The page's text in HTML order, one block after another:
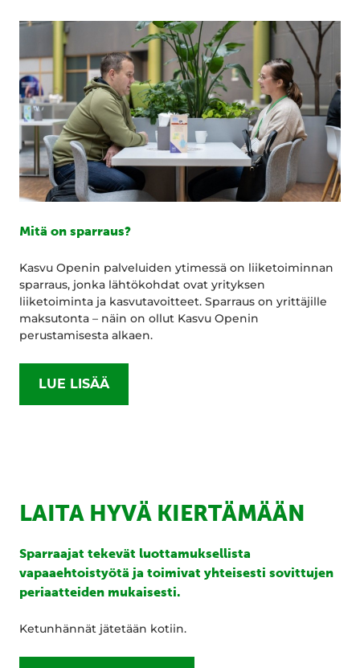
Mitä on sparraus?
Kasvu Openin palveluiden ytimessä on liiketoiminnan
sparraus, jonka lähtökohdat ovat yrityksen
liiketoiminta ja kasvutavoitteet. Sparraus on yrittäjille
maksutonta – näin on ollut Kasvu Openin
perustamisesta alkaen.
LUE LISÄÄ
LAITA HYVÄ KIERTÄMÄÄN
Sparraajat tekevät luottamuksellista
vapaaehtoistyötä ja toimivat yhteisesti sovittujen
periaatteiden mukaisesti.
Ketunhännät jätetään kotiin.